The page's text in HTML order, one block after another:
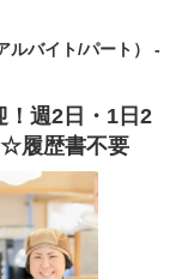
バイト/パート） -
！週2日・1日2
履歴書不要